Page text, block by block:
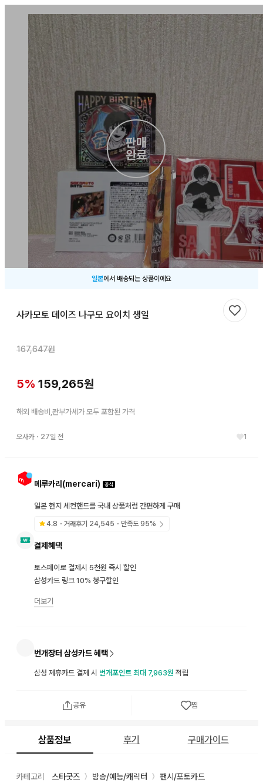
판매
완료
일본에서 배송되는 상품이에요
사카모토 데이즈 나구모 요이치 생일
167,647원
5% 159,265원
해외 배송비,관부가세가 모두 포함된 가격
오사카・ 27일 전 1
메루카리(mercari)
일본 현지 세컨핸드를 국내 상품처럼 간편하게 구매
4.8 ・거래후기 24,545 ・만족도95%
결제혜택
토스페이로 결제시 5천원 즉시 할인
삼성카드 링크 10% 청구할인
더보기
번개장터 삼성카드 혜택
삼성 제휴카드 결제 시 번개포인트 최대 7,963원 적립
찜하기
공유 찜
상품정보 후기 구매가이드
카테고리 스타굿즈 〉 방송/예능/캐릭터 〉
팬시/포토카드